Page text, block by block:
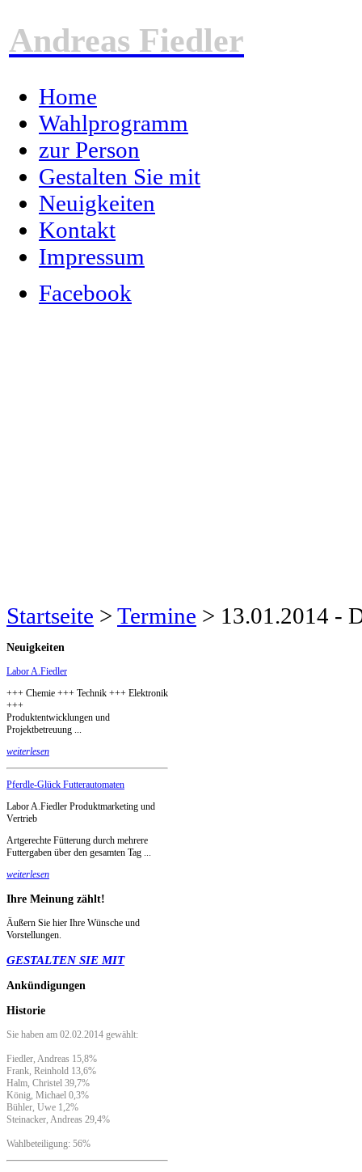
Andreas Fiedler
Home
Wahlprogramm
zur Person
Gestalten Sie mit
Neuigkeiten
Kontakt
Impressum
Facebook
Startseite > Termine > 13.01.2014 -
Neuigkeiten
Labor A.Fiedler
+++ Chemie +++ Technik +++ Elektronik
+++
Produktentwicklungen und
Projektbetreuung ...
weiterlesen
Pferdle-Glück Futterautomaten
Labor A.Fiedler Produktmarketing und
Vertrieb
Artgerechte Fütterung durch mehrere
Futtergaben über den gesamten Tag ...
weiterlesen
Ihre Meinung zählt!
Äußern Sie hier Ihre Wünsche und
Vorstellungen.
GESTALTEN SIE MIT
Ankündigungen
Historie
Sie haben am 02.02.2014 gewählt:
Fiedler, Andreas 15,8%
Frank, Reinhold 13,6%
Halm, Christel 39,7%
König, Michael 0,3%
Bühler, Uwe 1,2%
Steinacker, Andreas 29,4%
Wahlbeteiligung: 56%